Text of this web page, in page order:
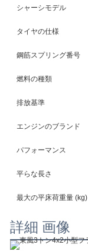
シャーシモデル
タイヤの仕様
鋼筋スプリング番号
燃料の種類
排放基準
エンジンのブランド
パフォーマンス
平らな長さ
最大の平床荷重量 (kg)
詳細 画像